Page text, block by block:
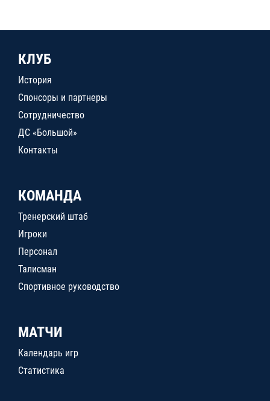
КЛУБ
История
Спонсоры и партнеры
Сотрудничество
ДС «Большой»
Контакты
КОМАНДА
Тренерский штаб
Игроки
Персонал
Талисман
Спортивное руководство
МАТЧИ
Календарь игр
Статистика